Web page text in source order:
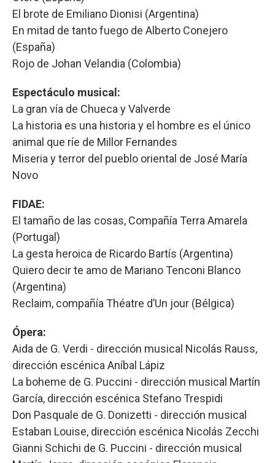
El brote de Emiliano Dionisi (Argentina)
En mitad de tanto fuego de Alberto Conejero
(España)
Rojo de Johan Velandia (Colombia)
Espectáculo musical:
La gran vía de Chueca y Valverde
La historia es una historia y el hombre es el único
animal que ríe de Millor Fernandes
Miseria y terror del pueblo oriental de José María
Novo
FIDAE:
El tamaño de las cosas, Compañía Terra Amarela
(Portugal)
La gesta heroica de Ricardo Bartís (Argentina)
Quiero decir te amo de Mariano Tenconi Blanco
(Argentina)
Reclaim, compañía Théatre d’Un jour (Bélgica)
Ópera:
Aida de G. Verdi - dirección musical Nicolás Rauss,
dirección escénica Aníbal Lápiz
La boheme de G. Puccini - dirección musical Martín
García, dirección escénica Stefano Trespidi
Don Pasquale de G. Donizetti - dirección musical
Estaban Louise, dirección escénica Nicolás Zecchi
Gianni Schichi de G. Puccini - dirección musical